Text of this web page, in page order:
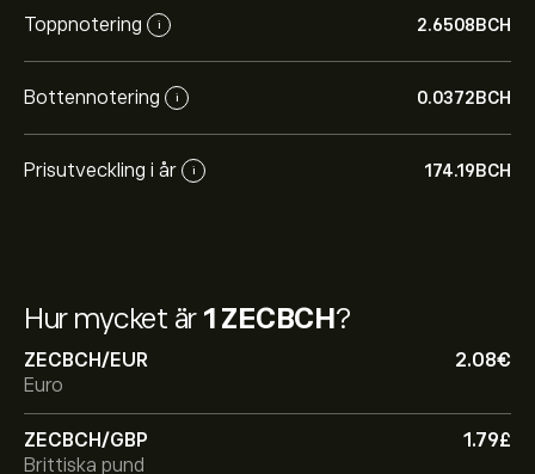
Hur mycket är 1 ZECBCH?
ZECBCH/EUR
2.08‎€‎
Euro
ZECBCH/GBP
1.79‎£‎
Brittiska pund
Toppnotering i 2.6508‎BCH‎
Bottennotering i 0.0372‎BCH‎
Prisutveckling i år i 174.19‎BCH‎